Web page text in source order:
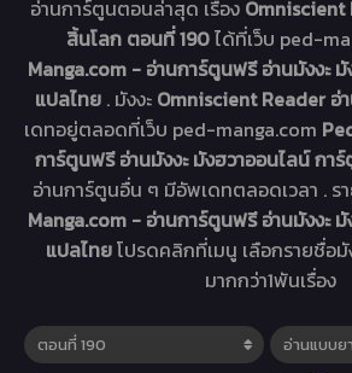
อ่านการ์ตูนตอนล่าสุด เรื่อง Omniscient
สิ้นโลก ตอนที่ 190ได้ที่เว็บ ped-
Manga.com - อ่านการ์ตูนฟรี อ่านมังงะ
แปลไทย . มังงะ Omniscient Reader อ่
เดทอยู่ตลอดที่เว็บ ped-manga.com
การ์ตูนฟรี อ่านมังงะ มังฮวาออนไลน์ กา
อ่านการ์ตูนอื่น ๆ มีอัพเดทตลอดเวลา . ร
Manga.com - อ่านการ์ตูนฟรี อ่านมังงะ
แปลไทยโปรดคลิกที่เมนู เลือกรายชื่อมั
มากกว่า1พันเรื่อง